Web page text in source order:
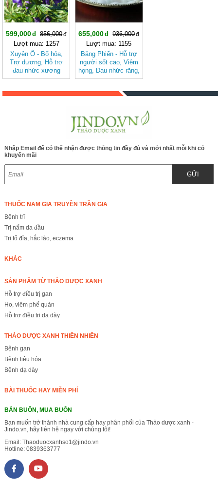
599,000
856,000
Lượt mua: 1257
Xuyên Ô - Bổ hỏa,
Trợ dương, Hỗ trợ
đau nhức xương
khớp BAK841
655,000
936,000
Lượt mua: 1155
Băng Phiến - Hỗ trợ
người sốt cao, Viêm
họng, Đau nhức răng,
Đầu đau chóng mặt
Nhập Email để có thể nhận được thông tin đầy đủ và mới nhất mỗi khi có
khuyến mãi
GỬI
THUỐC NAM GIA TRUYỀN TRẦN GIA
Bệnh trĩ
Trị nấm da đầu
Trị tổ đỉa, hắc lào, eczema
KHÁC
SẢN PHẨM TỪ THẢO DƯỢC XANH
Hỗ trợ điều trị gan
Ho, viêm phế quản
Hỗ trợ điều trị dạ dày
THẢO DƯỢC XANH THIÊN NHIÊN
Bệnh gan
Bệnh tiêu hóa
Bệnh dạ dày
BÀI THUỐC HAY MIỄN PHÍ
BÁN BUÔN, MUA BUÔN
Bạn muốn trở thành nhà cung cấp hay phân phối của Thảo dược xanh -
Jindo.vn, hãy liên hệ ngay với chúng tôi!
Email: Thaoduocxanhso1@jindo.vn
Hotline: 0839363777